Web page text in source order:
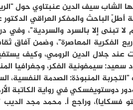
الشاب سيف الدين عنبتاوي حول
الباحث والمفكر العراقي
لا تبنى إلا بالسرد والسردية"،
الفكرية المعاصرة"، وضمن
عند جلال الدين الرومي، وكيف
سعيد: سيمفونية الفكر، وجغرافيا
المنبوذة: الصدمة النفسية،
دوستويفسكي في رواية الكاتبة
فسكايا)، وراجع أ. محمد مجد